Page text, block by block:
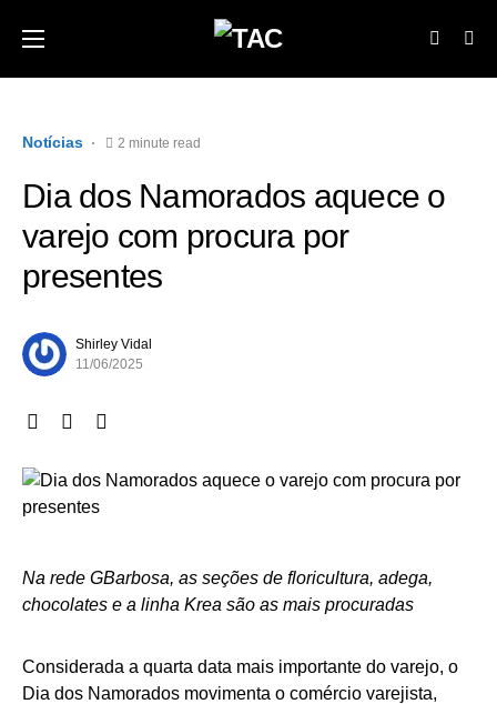
Notícias 2 minute read
Dia dos Namorados aquece o
varejo com procura por
presentes
Shirley Vidal
11/06/2025
Na rede GBarbosa, as seções de floricultura, adega,
chocolates e a linha Krea são as mais procuradas
Considerada a quarta data mais importante do varejo, o
Dia dos Namorados movimenta o comércio varejista,